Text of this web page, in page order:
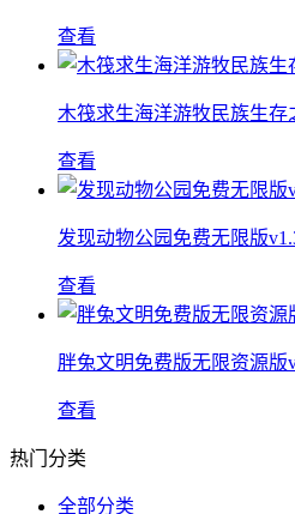
查看
木筏求生海洋游牧民族生存
查看
发现动物公园免费无限版
查看
胖兔文明免费版无限资源版
查看
热门分类
全部分类